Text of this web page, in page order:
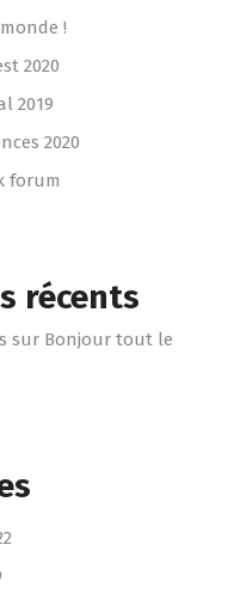
!
2020
2019
2020
forum
récents
sur Bonjour tout le